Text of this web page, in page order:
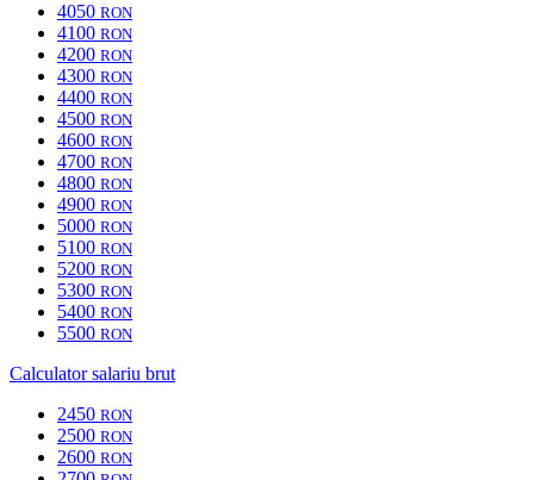
4050 RON
4100 RON
4200 RON
4300 RON
4400 RON
4500 RON
4600 RON
4700 RON
4800 RON
4900 RON
5000 RON
5100 RON
5200 RON
5300 RON
5400 RON
5500 RON
Calculator salariu brut
2450 RON
2500 RON
2600 RON